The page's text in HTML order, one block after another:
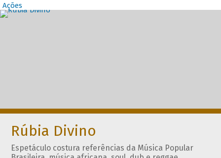
Ações
Destaques
Rúbia Divino
Espetáculo costura referências da Música Popular